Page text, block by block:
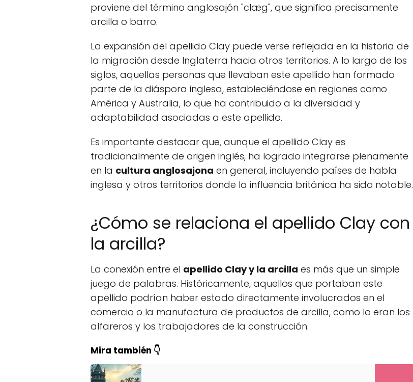
proviene del término anglosajón "clæg", que significa precisamente
arcilla o barro.
La expansión del apellido Clay puede verse reflejada en la historia de
la migración desde Inglaterra hacia otros territorios. A lo largo de los
siglos, aquellas personas que llevaban este apellido han formado
parte de la diáspora inglesa, estableciéndose en regiones como
América y Australia, lo que ha contribuido a la diversidad y
adaptabilidad asociadas a este apellido.
Es importante destacar que, aunque el apellido Clay es
tradicionalmente de origen inglés, ha logrado integrarse plenamente
en la cultura anglosajona en general, incluyendo países de habla
inglesa y otros territorios donde la influencia británica ha sido notable.
¿Cómo se relaciona el apellido Clay con
la arcilla?
La conexión entre el apellido Clay y la arcilla es más que un simple
juego de palabras. Históricamente, aquellos que portaban este
apellido podrían haber estado directamente involucrados en el
comercio o la manufactura de productos de arcilla, como lo eran los
alfareros y los trabajadores de la construcción.
Mira también 👇